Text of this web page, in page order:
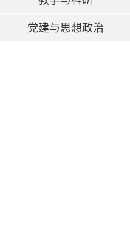
党建与思想政治